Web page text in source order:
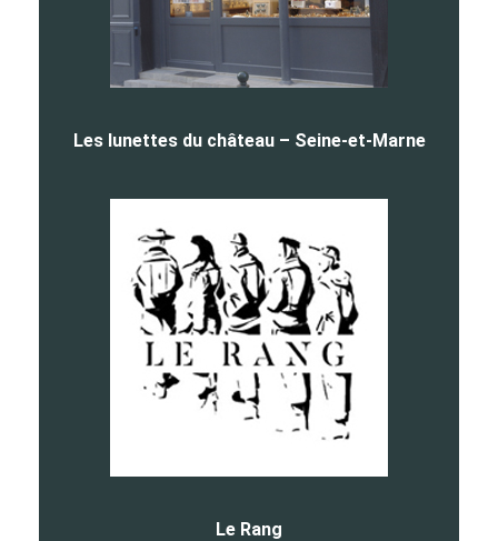
Les lunettes du château – Seine-et-Marne
Le Rang